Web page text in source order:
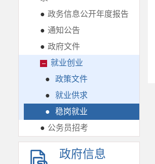
● 政务信息公开年度报告
● 通知公告
● 政府文件
就业创业
●
政策文件
●
就业供求
●
稳岗就业
● 公务员招考
政府信息